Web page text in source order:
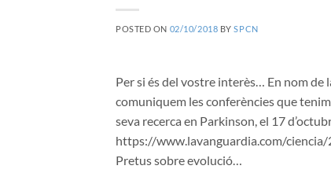
POSTED ON 02/10/2018 BYSPCN
Per si és del vostre interès… En nom de
comuniquem les conferències que
seva recerca en Parkinson, el 17
https://www.lavanguardia.com/
Pretus sobre evolució…